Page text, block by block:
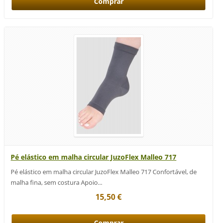
Pé elástico em malha circular JuzoFlex Malleo 717
Pé elástico em malha circular JuzoFlex Malleo 717 Confortável, de
malha fina, sem costura Apoio...
15,50 €